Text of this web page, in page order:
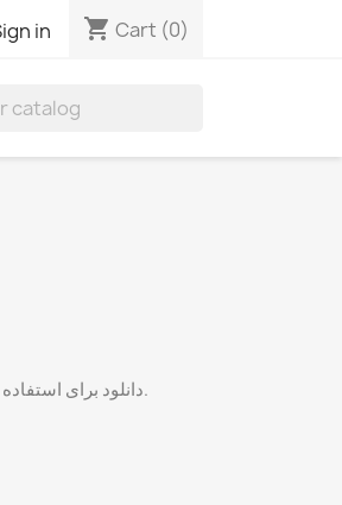
in shopping_cart Cart (0)
گرافیک وکتوری، فرمت: svg. دانلود برای استفاده شخصی، خصوصی و غیر تجاری.